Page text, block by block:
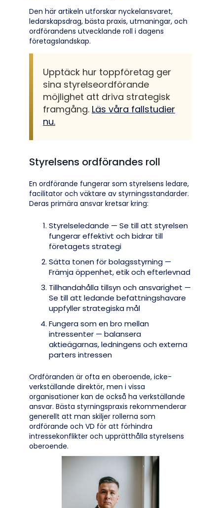
Den här artikeln utforskar nyckelansvaret,
ledarskapsdrag, bästa praxis, utmaningar, och
ordförandens utvecklande roll i dagens
företagslandskap.
Upptäck hur toppföretag ger
sina styrelseordförande
möjlighet att driva strategisk
framgång. Läs våra fallstudier
nu.
Styrelsens ordförandes roll
En ordförande fungerar som styrelsens ledare,
facilitator och väktare av styrningsstandarder.
Deras primära ansvar kretsar kring:
Styrelseledande — Se till att styrelsen
fungerar effektivt och bidrar till
företagets strategi
Sätta tonen för bolagsstyrning —
Främja öppenhet, etik och efterlevnad
Tillhandahålla tillsyn och ansvarighet —
Se till att ledande befattningshavare
uppfyller strategiska mål
Fungera som en bro mellan
intressenter — balansera
aktieägarnas, ledningens och externa
parters intressen
Ordföranden är ofta en oberoende, icke-
verkställande direktör, men i vissa
organisationer kan de också ha verkställande
ansvar. Bästa styrningspraxis rekommenderar
generellt att man skiljer rollerna som
ordförande och VD för att förhindra
intressekonflikter och upprätthålla styrelsens
oberoende.